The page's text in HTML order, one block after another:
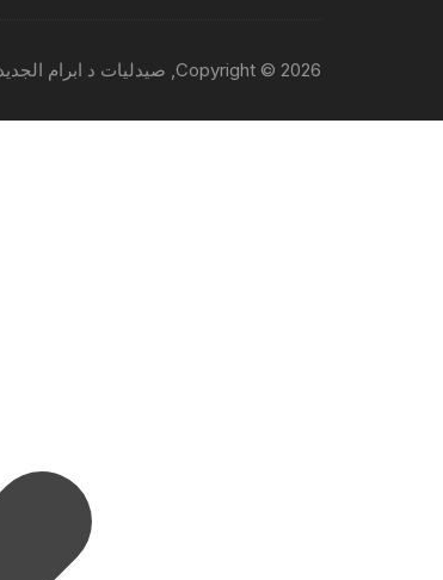
Copyright © 2026, صيدليات د ابرام الجديده. All rights reserved.